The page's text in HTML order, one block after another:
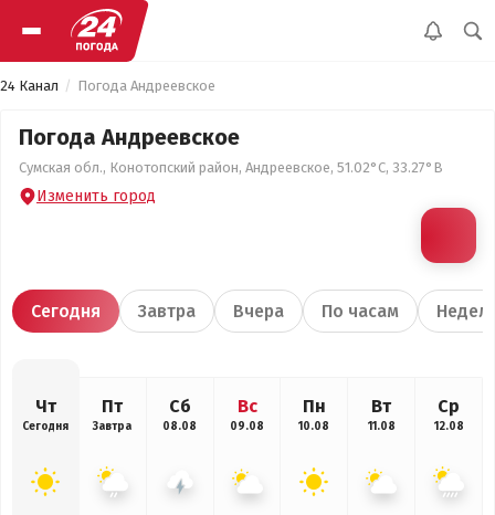
24 Канал Погода Андреевское
Погода Андреевское
Сумская обл., Конотопский район, Андреевское, 51.02°С, 33.27°В
Изменить город
Сегодня Завтра Вчера По часам
Чт
Сегодня
Пт
Завтра
Сб
08.08
Вс
09.08
Пн
10.08
Вт
11.08
Ср
12.08